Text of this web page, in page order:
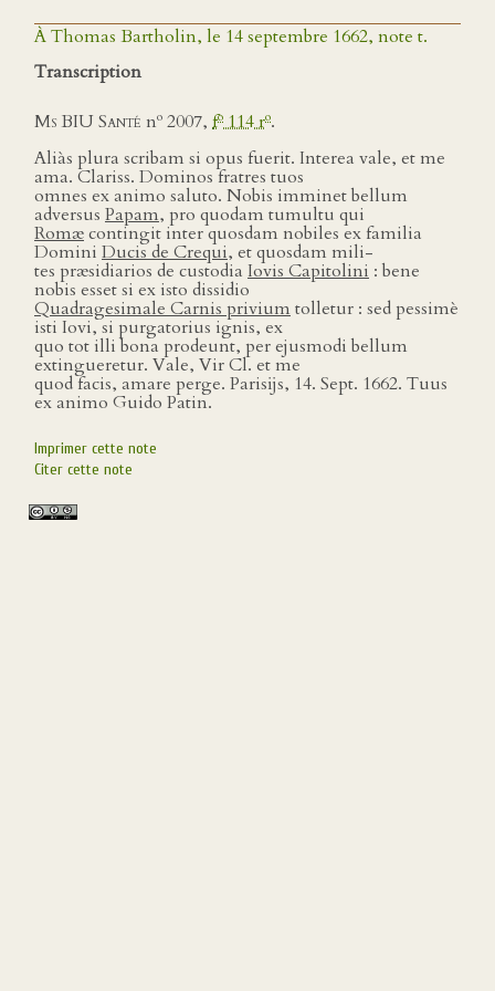
À Thomas Bartholin, le 14 septembre 1662, note t.
Transcription
Ms BIU Santé no 2007, fo114 ro.
Aliàs plura scribam si opus fuerit. Interea vale, et me
ama. Clariss. Dominos fratres tuos
omnes ex animo saluto. Nobis imminet bellum
adversus Papam, pro quodam tumultu qui
Romæcontingit inter quosdam nobiles ex familia
Domini Ducis de Crequi, et quosdam mili-
tes præsidiarios de custodia Iovis Capitolini : bene
nobis esset si ex isto dissidio
Quadragesimale Carnis privium tolletur : sed pessimè
isti Iovi, si purgatorius ignis, ex
quo tot illi bona prodeunt, per ejusmodi bellum
extingueretur. Vale, Vir Cl. et me
quod facis, amare perge. Parisĳs, 14. Sept. 1662. Tuus
ex animo Guido Patin.
Imprimer cette note
Citer cette note